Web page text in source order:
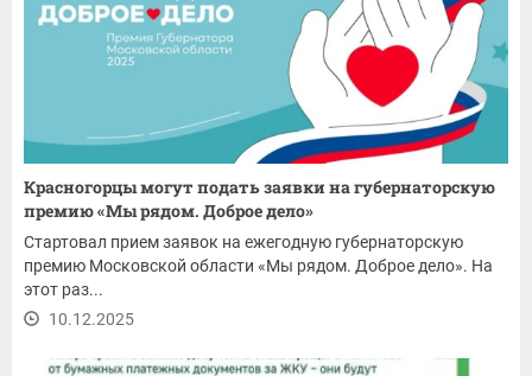
Красногорцы могут подать заявки на губернаторскую
премию «Мы рядом. Доброе дело»
Стартовал прием заявок на ежегодную губернаторскую
премию Московской области «Мы рядом. Доброе дело». На
этот раз...
10.12.2025